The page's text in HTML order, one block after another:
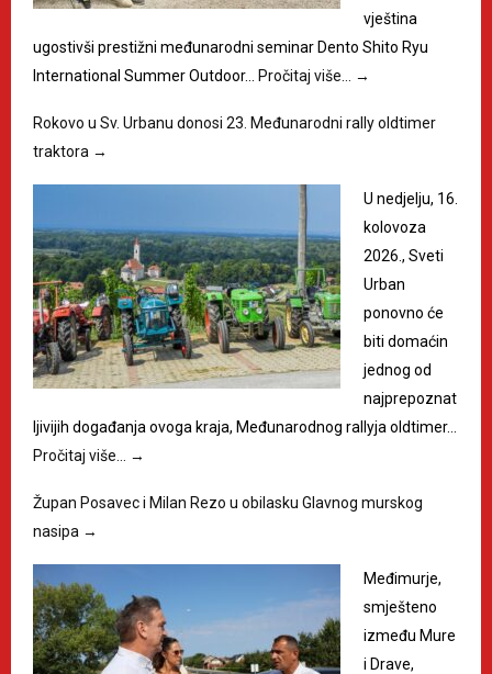
vještina
ugostivši prestižni međunarodni seminar Dento Shito Ryu
International Summer Outdoor…
Pročitaj više… →
Rokovo u Sv. Urbanu donosi 23. Međunarodni rally oldtimer
traktora →
U nedjelju, 16.
kolovoza
2026., Sveti
Urban
ponovno će
biti domaćin
jednog od
najprepoznat
ljivijih događanja ovoga kraja, Međunarodnog rallyja oldtimer…
Pročitaj više…
→
Župan Posavec i Milan Rezo u obilasku Glavnog murskog
nasipa →
Međimurje,
smješteno
između Mure
i Drave,